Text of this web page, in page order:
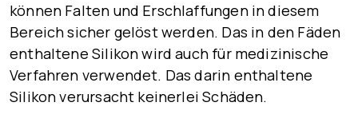
können Falten und Erschlaffungen in diesem
Bereich sicher gelöst werden. Das in den Fäden
enthaltene Silikon wird auch für medizinische
Verfahren verwendet. Das darin enthaltene
Silikon verursacht keinerlei Schäden.